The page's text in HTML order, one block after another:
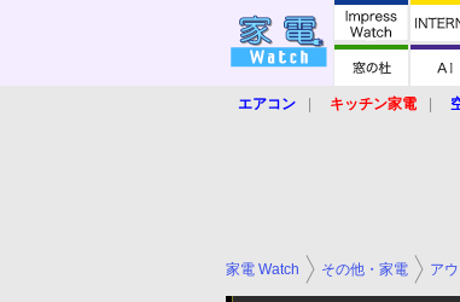
エアコン キッチン家電
家電 Watch その他・家電 ア